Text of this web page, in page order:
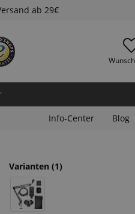
ab 29€
Info-Center Blog
Varianten (1)